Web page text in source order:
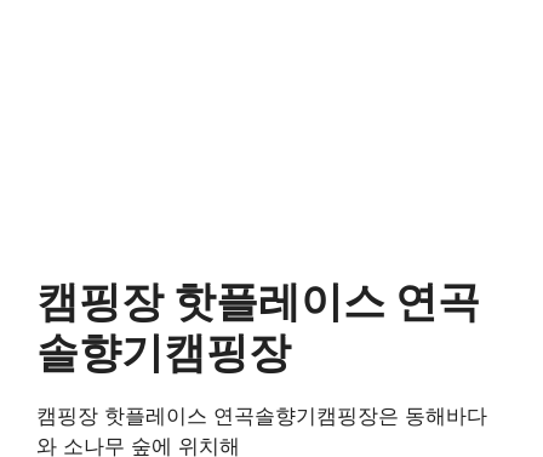
캠핑장 핫플레이스 연곡
솔향기캠핑장
캠핑장 핫플레이스 연곡솔향기캠핑장은 동해바다
와 소나무 숲에 위치해